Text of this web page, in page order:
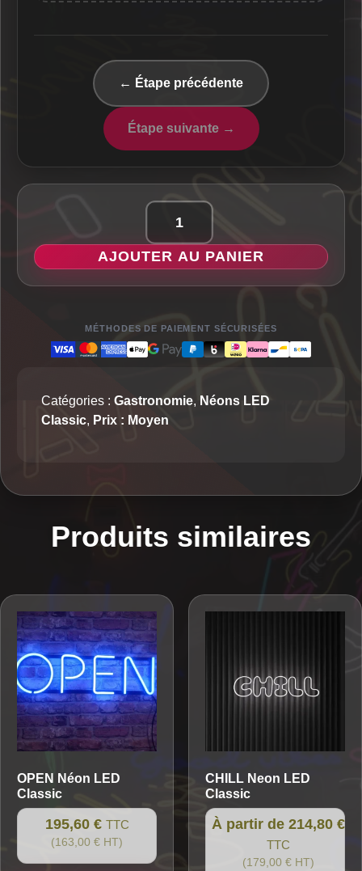
← Étape précédente
Étape suivante →
quantité
de
Couteau
et
-
Néon
AJOUTER AU PANIER
MÉTHODES DE PAIEMENT SÉCURISÉES
Catégories : Gastronomie, Néons LED
Classic, Prix : Moyen
Produits similaires
OPEN Néon LED
Classic
195,60 € TTC
(163,00 € HT)
CHILLNeon LED
Classic
À partir de 214,80 €
TTC
(179,00 € HT)